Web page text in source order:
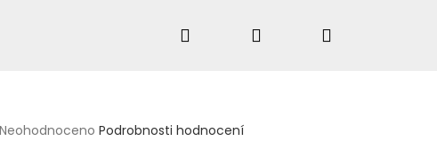
Přihlášení
Průměrné
Neohodnoceno Podrobnosti hodnocení